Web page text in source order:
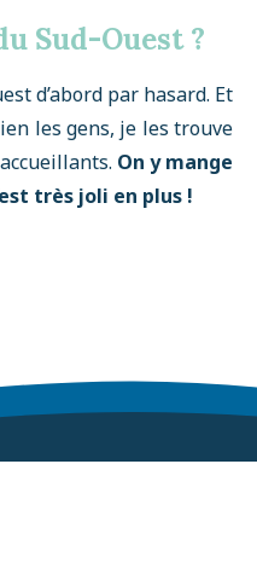
Sud-Ouest ?
d’abord par hasard. Et
les gens, je les trouve
On y mange
très joli en plus !